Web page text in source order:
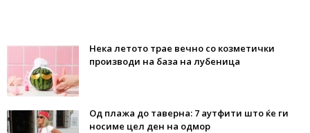
Нека летото трае вечно со козметички
производи на база на лубеница
Од плажа до таверна: 7 аутфити што ќе ги
носиме цел ден на одмор